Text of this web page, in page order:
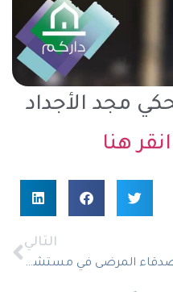
مجد الأجداد
انقر هنا
التالي
أصدقاء المرضى في مستشفى الملك سعود